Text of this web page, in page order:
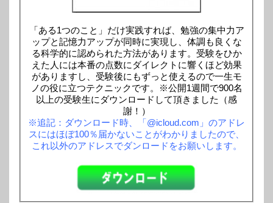
「ある1つのこと」だけ実践すれば、勉強の集中力ア
ップと記憶力アップが同時に実現し、体調も良くな
る科学的に認められた方法があります。受験をひか
えた人には本番の点数にダイレクトに響くほど効果
がありますし、受験後にもずっと使えるので一生モ
ノの役に立つテクニックです。※公開1週間で900名
以上の受験生にダウンロードして頂きました（感
謝！）
※追記：ダウンロード時、「@icloud.com」のアドレ
スにはほぼ100％届かないことがわかりましたので、
これ以外のアドレスでダンロードをお願いします。